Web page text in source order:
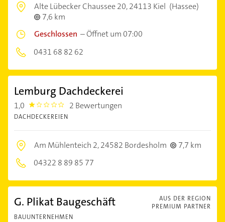
Alte Lübecker Chaussee 20,24113 Kiel (Hassee)
7,6 km
Geschlossen –Öffnet um 07:00
0431 68 82 62
Lemburg Dachdeckerei
1,0 1.0 2 Bewertungen
DACHDECKEREIEN
Am Mühlenteich 2,24582 Bordesholm
7,7 km
04322 8 89 85 77
AUS DER REGION
PREMIUM PARTNER
G. Plikat Baugeschäft
BAUUNTERNEHMEN